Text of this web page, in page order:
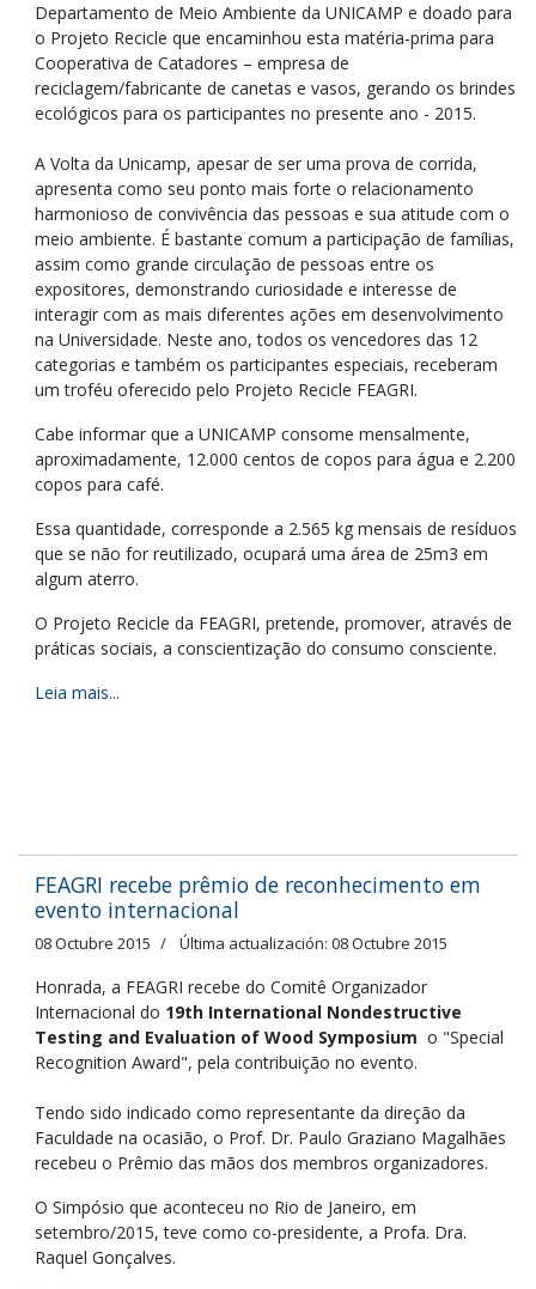
Departamento de Meio Ambiente da UNICAMP e doado para
o Projeto Recicle que encaminhou esta matéria-prima para
Cooperativa de Catadores – empresa de
reciclagem/fabricante de canetas e vasos, gerando os brindes
ecológicos para os participantes no presente ano - 2015.
A Volta da Unicamp, apesar de ser uma prova de corrida,
apresenta como seu ponto mais forte o relacionamento
harmonioso de convivência das pessoas e sua atitude com o
meio ambiente. É bastante comum a participação de famílias,
assim como grande circulação de pessoas entre os
expositores, demonstrando curiosidade e interesse de
interagir com as mais diferentes ações em desenvolvimento
na Universidade. Neste ano, todos os vencedores das 12
categorias e também os participantes especiais, receberam
um troféu oferecido pelo Projeto Recicle FEAGRI.
Cabe informar que a UNICAMP consome mensalmente,
aproximadamente, 12.000 centos de copos para água e 2.200
copos para café.
Essa quantidade, corresponde a 2.565 kg mensais de resíduos
que se não for reutilizado, ocupará uma área de 25m3 em
algum aterro.
O Projeto Recicle da FEAGRI, pretende, promover, através de
práticas sociais, a conscientização do consumo consciente.
Leia mais...
FEAGRI recebe prêmio de reconhecimento em
evento internacional
08 Octubre 2015 Última actualización: 08 Octubre 2015
Honrada, a FEAGRI recebe do Comitê Organizador
Internacional do 19th International Nondestructive
Testing and Evaluation of Wood Symposium o "Special
Recognition Award", pela contribuição no evento.
Tendo sido indicado como representante da direção da
Faculdade na ocasião, o Prof. Dr. Paulo Graziano Magalhães
recebeu o Prêmio das mãos dos membros organizadores.
O Simpósio que aconteceu no Rio de Janeiro, em
setembro/2015, teve como co-presidente, a Profa. Dra.
Raquel Gonçalves.